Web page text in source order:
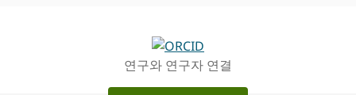
연구와 연구자 연결